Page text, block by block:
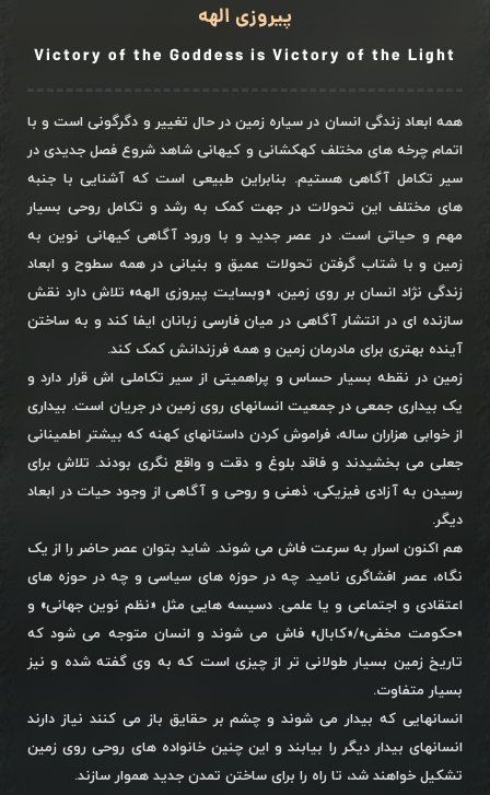
پیروزی الهه
Victory of the Goddess is Victory of the Light
همه ابعاد زندگی انسان در سیاره زمین در حال تغییر و دگرگونی است و با
اتمام چرخه های مختلف کهکشانی و کیهانی شاهد شروع فصل جدیدی در
سیر تکامل آگاهی هستیم. بنابراین طبیعی است که آشنایی با جنبه
های مختلف این تحولات در جهت کمک به رشد و تکامل روحی بسیار
مهم و حیاتی است. در عصر جدید و با ورود آگاهی کیهانی نوین به
زمین و با شتاب گرفتن تحولات عمیق و بنیانی در همه سطوح و ابعاد
زندگی نژاد انسان بر روی زمین، «وبسایت پیروزی الهه» تلاش دارد نقش
سازنده ای در انتشار آگاهی در میان فارسی زبانان ایفا کند و به ساختن
آینده بهتری برای مادرمان زمین و همه فرزندانش کمک کند.
زمین در نقطه بسیار حساس و پراهمیتی از سیر تکاملی اش قرار دارد و
یک بیداری جمعی در جمعیت انسانهای روی زمین در جریان است. بیداری
از خوابی هزاران ساله، فراموش کردن داستانهای کهنه که بیشتر اطمینانی
جعلی می بخشیدند و فاقد بلوغ و دقت و واقع نگری بودند. تلاش برای
رسیدن به آزادی فیزیکی، ذهنی و روحی و آگاهی از وجود حیات در ابعاد
دیگر.
هم اکنون اسرار به سرعت فاش می شوند. شاید بتوان عصر حاضر را از یک
نگاه، عصر افشاگری نامید. چه در حوزه های سیاسی و چه در حوزه های
اعتقادی و اجتماعی و یا علمی. دسیسه هایی مثل «نظم نوین جهانی» و
«حکومت مخفی»/«کابال» فاش می شوند و انسان متوجه می شود که
تاریخ زمین بسیار طولانی تر از چیزی است که به وی گفته شده و نیز
بسیار متفاوت.
انسانهایی که بیدار می شوند و چشم بر حقایق باز می کنند نیاز دارند
انسانهای بیدار دیگر را بیابند و این چنین خانواده های روحی روی زمین
تشکیل خواهند شد، تا راه را برای ساختن تمدن جدید هموار سازند.